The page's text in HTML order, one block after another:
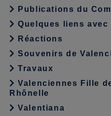
Publications du
Quelques liens
Réactions
Souvenirs de
Travaux
Valenciennes Fille
Rhônelle
Valentiana